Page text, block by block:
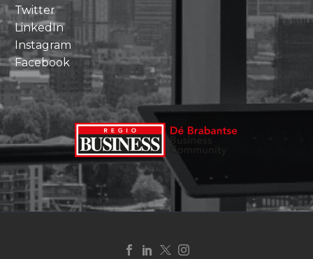
Twitter
LinkedIn
Instagram
Facebook